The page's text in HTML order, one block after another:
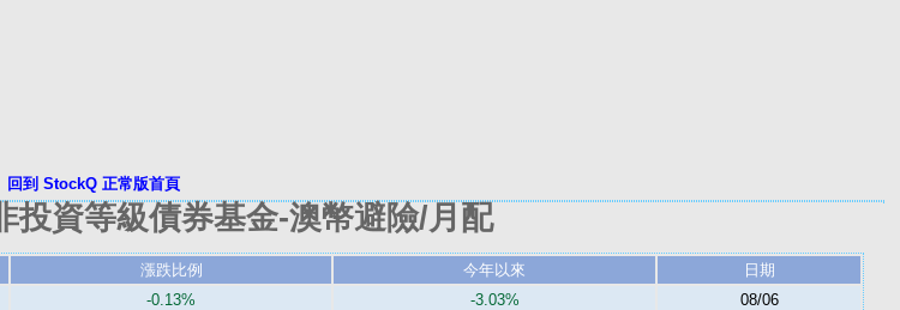
回到 StockQ 正常版首頁
投資等級債券基金-澳幣避險/月配
漲跌比例 今年以來
日期
-0.13% -3.03% 08/06